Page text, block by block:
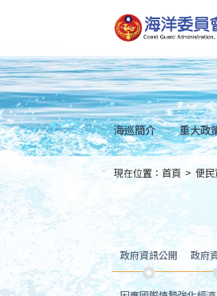
到
主
內
容
Skip
to
main
content
海巡簡介 重大政
::: 現在位置： 首頁 > 便
政府資訊公開 政府